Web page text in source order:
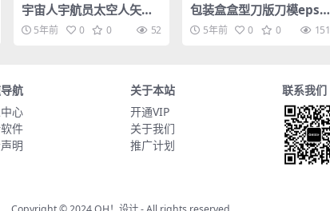
宇宙人宇航员太空人矢量
插画5年前 0 0 52
包装盒盒型刀版刀模eps
矢量图
5年前 0 0 151
航
心
件
明
关于本站
开通VIP
关于我们
推广计划
联系我们